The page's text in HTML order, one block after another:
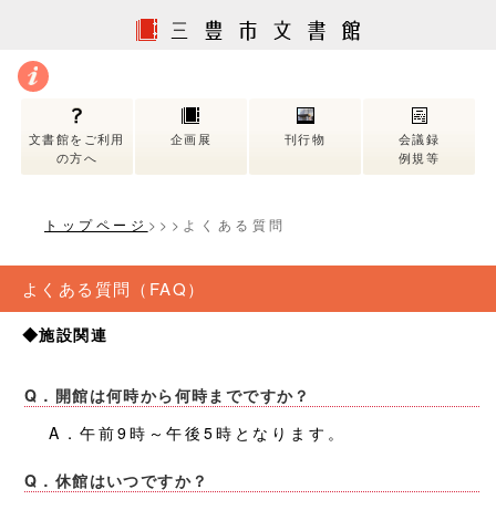
文書館をご利用
の方へ
企画展 刊行物
会議録
例規等
トップページ >>>よくある質問
よくある質問（FAQ）
◆施設関連
Q．開館は何時から何時までですか？
A．午前9時～午後5時となります。
Q．休館はいつですか？